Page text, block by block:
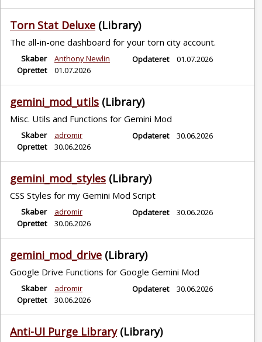
Torn Stat Deluxe (Library)
The all-in-one dashboard for your torn city account.
Skaber
Anthony Newlin
Oprettet
01.07.2026
Opdateret 01.07.2026
gemini_mod_utils (Library)
Misc. Utils and Functions for Gemini Mod
Skaber
adromir
Oprettet
30.06.2026
Opdateret 30.06.2026
gemini_mod_styles (Library)
CSS Styles for my Gemini Mod Script
Skaber
adromir
Oprettet
30.06.2026
Opdateret 30.06.2026
gemini_mod_drive (Library)
Google Drive Functions for Google Gemini Mod
Skaber
adromir
Oprettet
30.06.2026
Opdateret 30.06.2026
Anti-UI Purge Library (Library)